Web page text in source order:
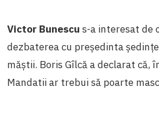
Victor Bunescu s-a interesat de
dezbaterea cu președinta
măștii. Boris Gîlcă a declarat că,
Mandatii ar trebui să poarte